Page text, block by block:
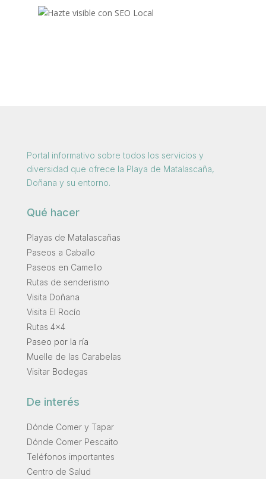
Portal informativo sobre todos los servicios y
diversidad que ofrece la Playa de Matalascaña,
Doñana y su entorno.
Qué hacer
Playas de Matalascañas
Paseos a Caballo
Paseos en Camello
Rutas de senderismo
Visita Doñana
Visita El Rocío
Rutas 4×4
Paseo por la ría
Muelle de las Carabelas
Visitar Bodegas
De interés
Dónde Comer y Tapar
Dónde Comer Pescaito
Teléfonos importantes
Centro de Salud